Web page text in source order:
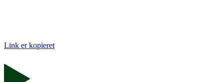
Link er kopieret